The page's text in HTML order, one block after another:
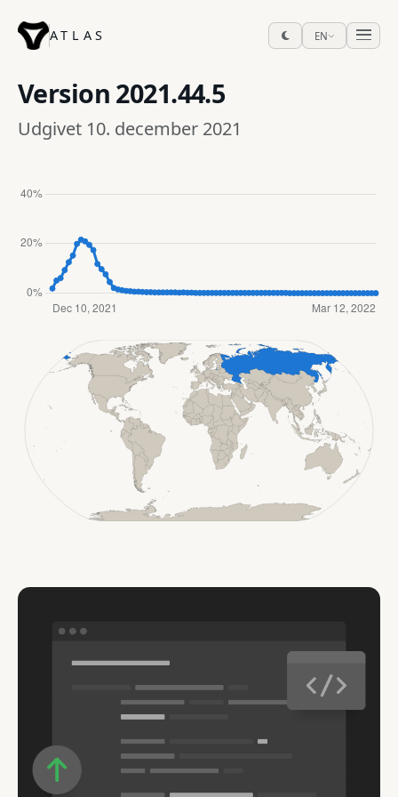
ATLAS EN
Version 2021.44.5
Udgivet 10. december 2021